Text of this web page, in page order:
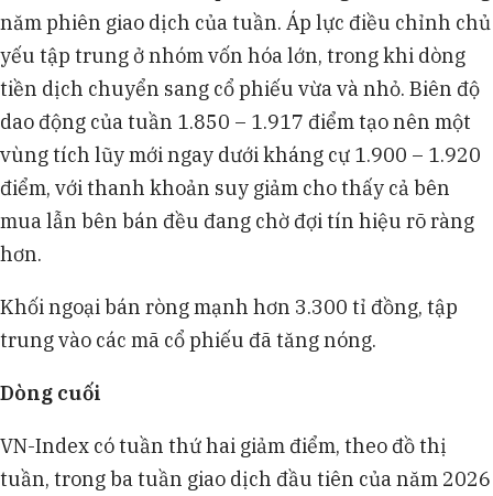
năm phiên giao dịch của tuần. Áp lực điều chỉnh chủ
yếu tập trung ở nhóm vốn hóa lớn, trong khi dòng
tiền dịch chuyển sang cổ phiếu vừa và nhỏ. Biên độ
dao động của tuần 1.850 – 1.917 điểm tạo nên một
vùng tích lũy mới ngay dưới kháng cự 1.900 – 1.920
điểm, với thanh khoản suy giảm cho thấy cả bên
mua lẫn bên bán đều đang chờ đợi tín hiệu rõ ràng
hơn.
Khối ngoại bán ròng mạnh hơn 3.300 tỉ đồng, tập
trung vào các mã cổ phiếu đã tăng nóng.
Dòng cuối
VN-Index có tuần thứ hai giảm điểm, theo đồ thị
tuần, trong ba tuần giao dịch đầu tiên của năm 2026